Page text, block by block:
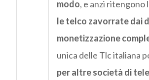
modo, e anzi
le telco zavorrate dai
monetizzazione
unica delle Tlc italiana
per altre società di